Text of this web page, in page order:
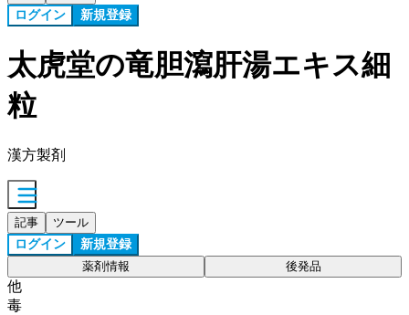
ログイン 新規登録
太虎堂の竜胆瀉肝湯エキス細
粒
漢方製剤
記事 ツール
ログイン 新規登録
薬剤情報 後発品
他
毒